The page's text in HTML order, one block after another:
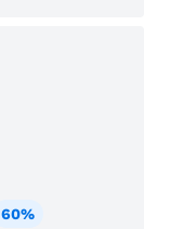
60%